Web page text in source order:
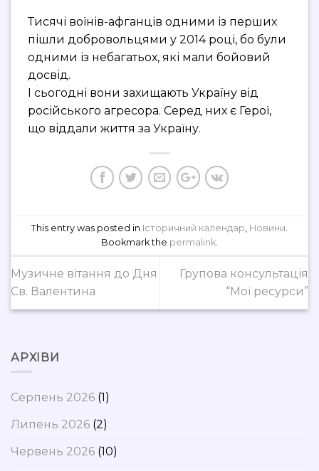
Тисячі воїнів-афганців одними із перших
пішли добровольцями у 2014 році, бо були
одними із небагатьох, які мали бойовий
досвід.
І сьогодні вони захищають Україну від
російського агресора. Серед них є Герої,
що віддали життя за Україну.
This entry was posted in Історичний календар Новини
Bookmark the permalink
Музичне вітання до Дня
Св. Валентина
Групова консультація
“Мої ресурси”
АРХІВИ
Серпень 2026 (1)
Липень 2026 (2)
Червень 2026 (10)